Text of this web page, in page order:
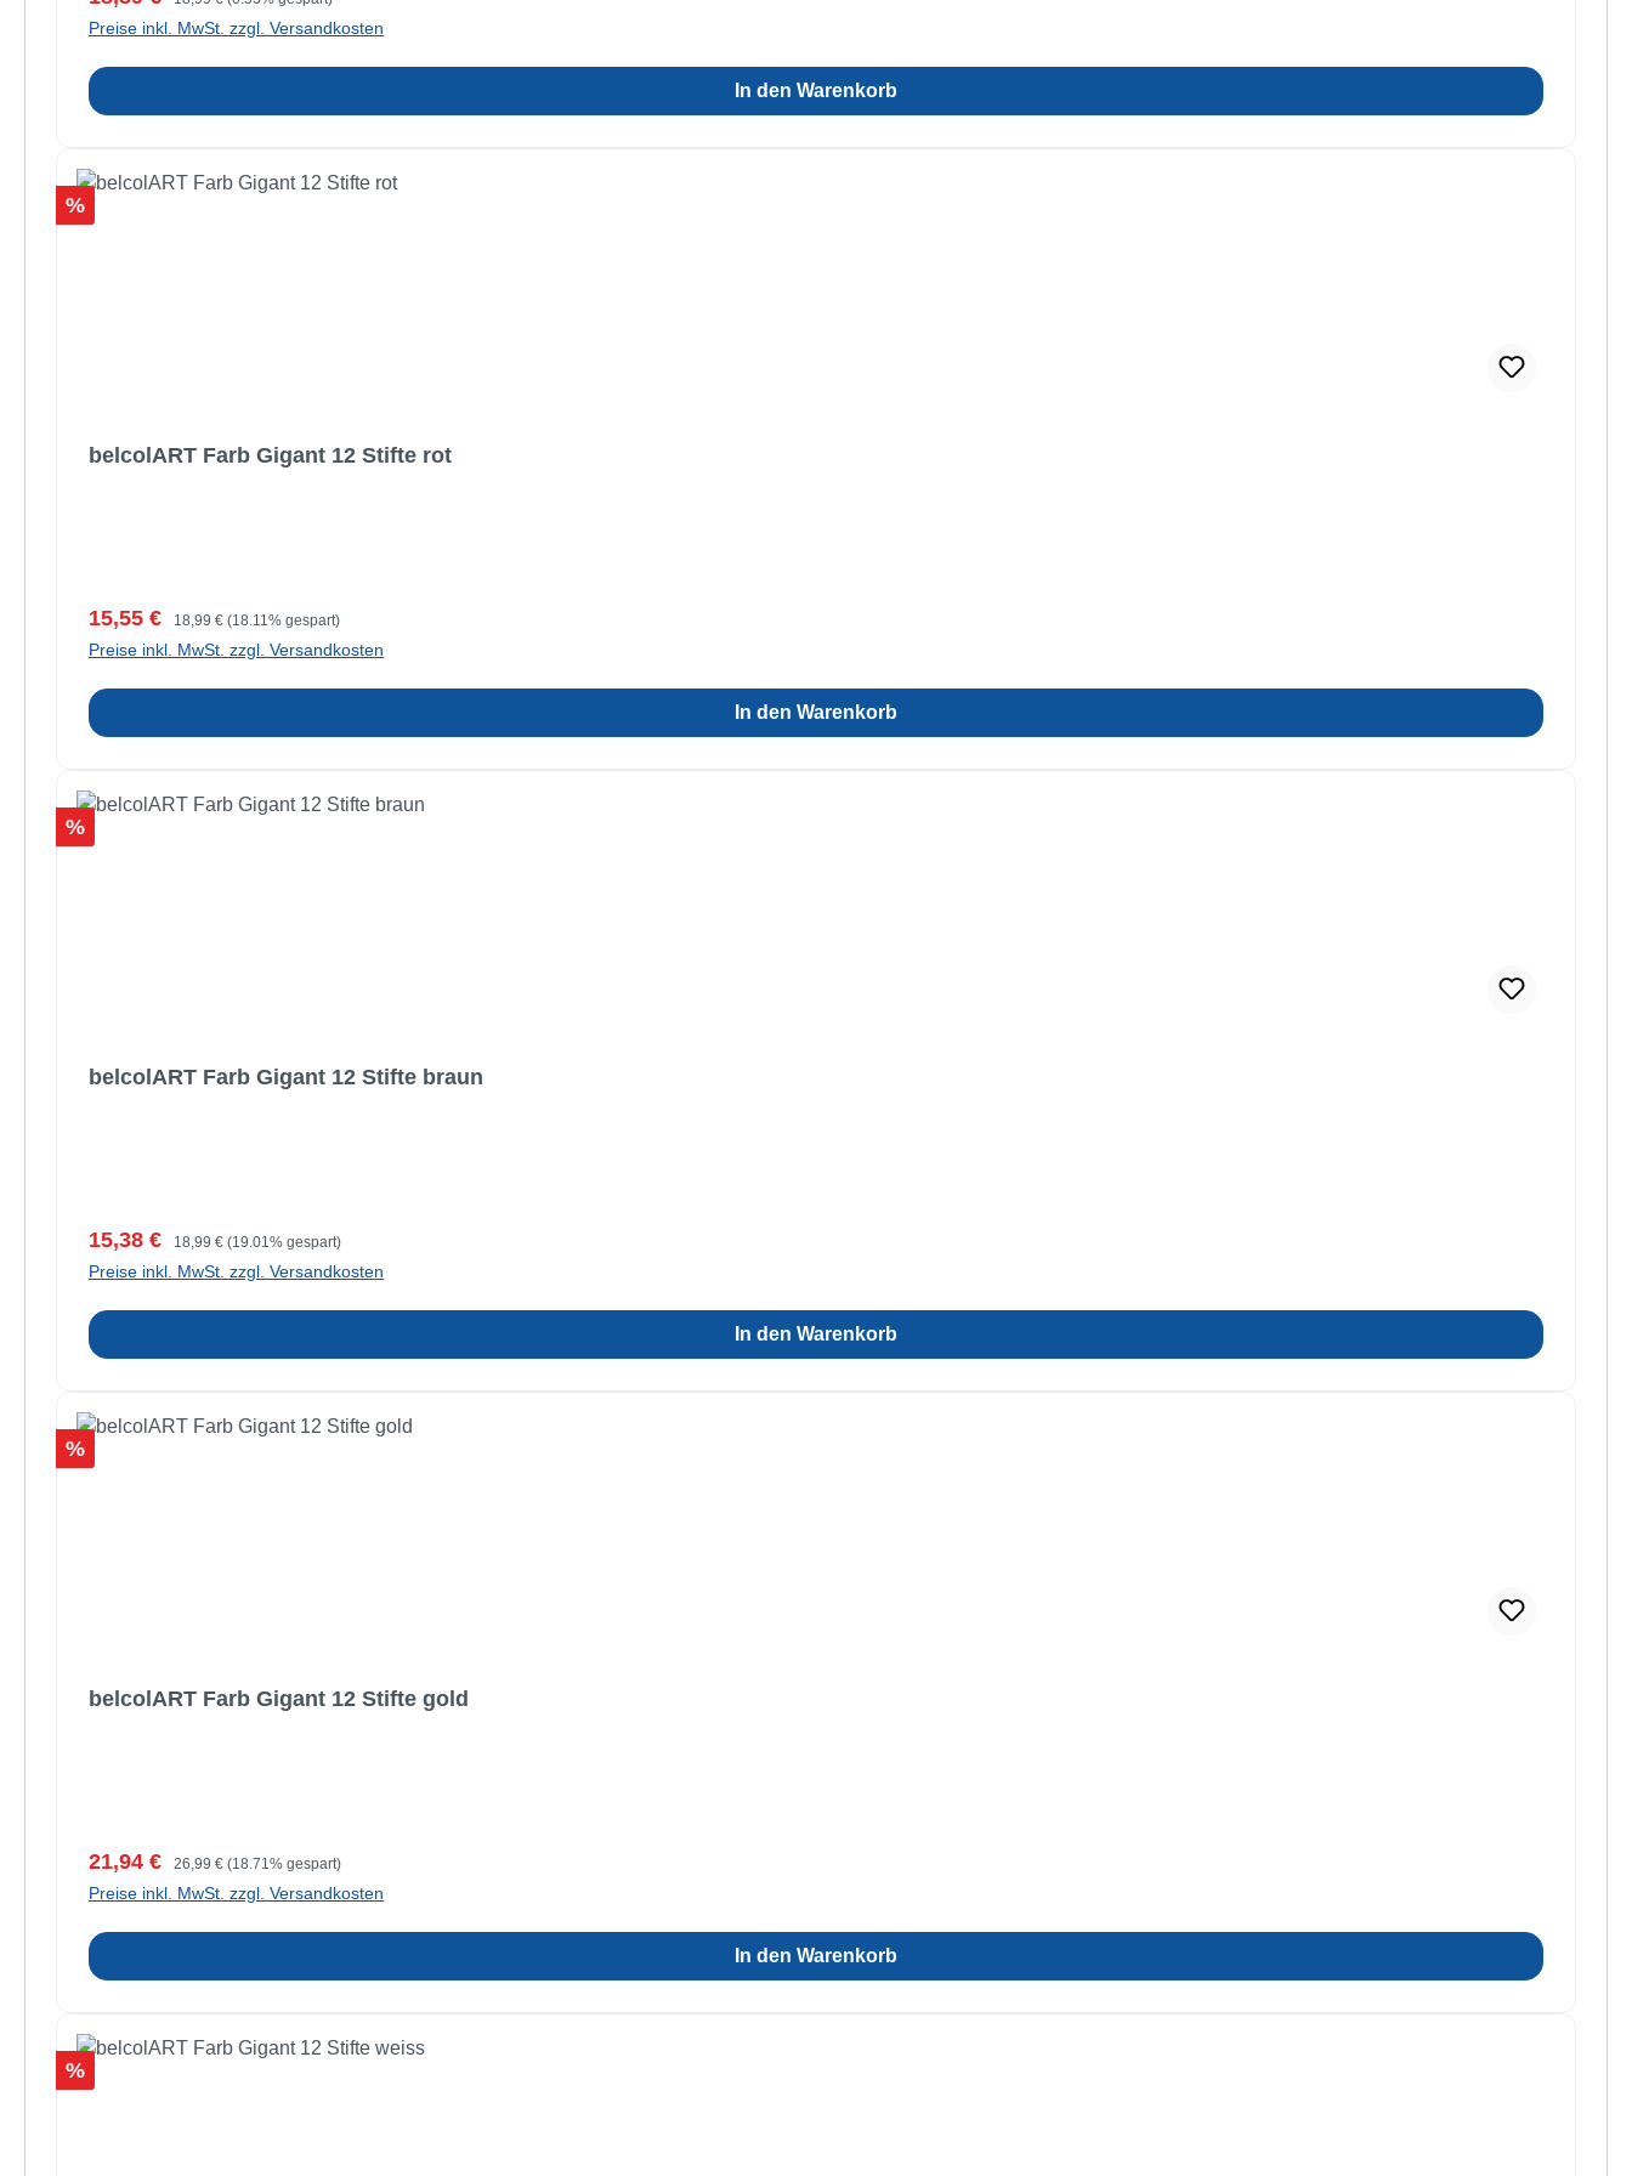
Preise inkl. MwSt. zzgl. Versandkosten
In den Warenkorb
Rabatt
%
belcolART Farb Gigant 12 Stifte rot
Verkaufspreis:
15,55 € Regulärer Preis:
18,99 € (18.11% gespart)
Preise inkl. MwSt. zzgl. Versandkosten
In den Warenkorb
Rabatt
%
belcolART Farb Gigant 12 Stifte braun
Verkaufspreis:
15,38 € Regulärer Preis:
18,99 € (19.01% gespart)
Preise inkl. MwSt. zzgl. Versandkosten
In den Warenkorb
Rabatt
%
belcolART Farb Gigant 12 Stifte gold
Verkaufspreis:
21,94 € Regulärer Preis:
26,99 € (18.71% gespart)
Preise inkl. MwSt. zzgl. Versandkosten
In den Warenkorb
Rabatt
%